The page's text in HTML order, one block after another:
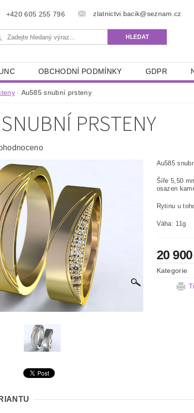
+420 605 255 796 zlatnictvi.bacik@seznam.cz
OBCHODNÍ PODMÍNKY GDPR
Au585 snubní prsteny
PRSTENY
Au585
Šíře 5,50
osazen
Rytinu u
Váha: 11g
20
Kategorie